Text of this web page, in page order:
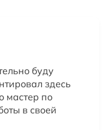
буду
здесь
мастер по
в своей